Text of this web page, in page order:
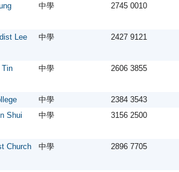
中學 2745 0010
Lee
中學 2427 9121
Tin
中學 2606 3855
中學
2384 3543
Shui
中學 3156 2500
Church
中學 2896 7705